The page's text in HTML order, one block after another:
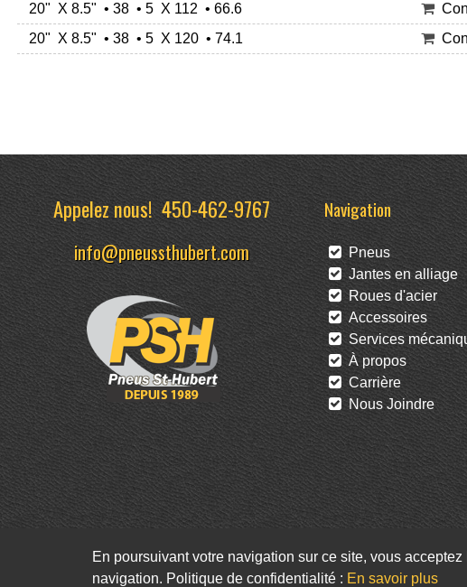
20" X 8.5" • 38 • 5 X 112 • 66.6
20" X 8.5" • 38 • 5 X 120 • 74.1
Appelez nous!450-462-9767
info@pneussthubert.com
Navigation
Pneus
Jantes en alliage
Roues d'acier
Accessoires
Services
À propos
Carrière
Nous Joindre
En poursuivant votre navigation sur ce site, vous
navigation. Politique de confidentialité : En savoir plus